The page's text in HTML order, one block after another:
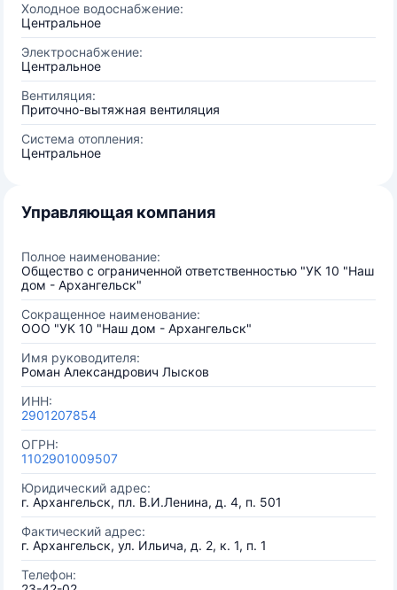
Холодное водоснабжение:
Центральное
Электроснабжение:
Центральное
Вентиляция:
Приточно-вытяжная вентиляция
Система отопления:
Центральное
Управляющая компания
Полное наименование:
Общество с ограниченной ответственностью "УК 10 "Наш
дом - Архангельск"
Сокращенное наименование:
ООО "УК 10 "Наш дом - Архангельск"
Имя руководителя:
Роман Александрович Лысков
ИНН:
2901207854
ОГРН:
1102901009507
Юридический адрес:
г. Архангельск, пл. В.И.Ленина, д. 4, п. 501
Фактический адрес:
г. Архангельск, ул. Ильича, д. 2, к. 1, п. 1
Телефон: